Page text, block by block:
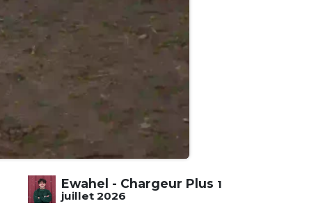
Ewahel - Chargeur Plus 1
juillet 2026